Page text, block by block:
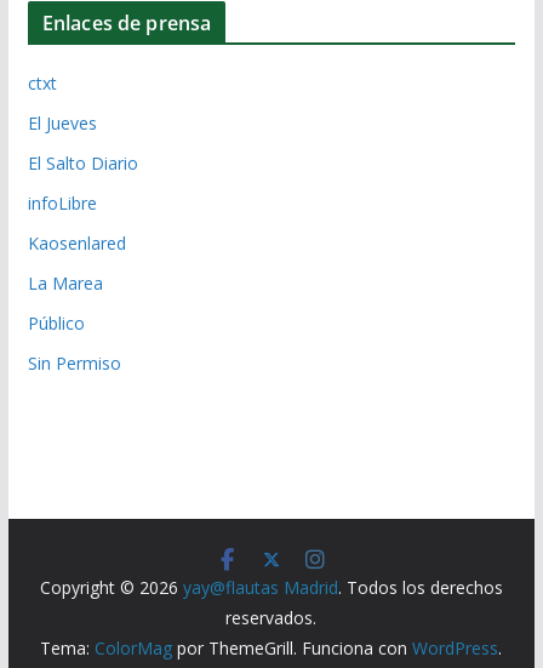
Enlaces de prensa
ctxt
El Jueves
El Salto Diario
infoLibre
Kaosenlared
La Marea
Público
Sin Permiso
Copyright © 2026 yay@flautas Madrid. Todos los derechos
reservados.
Tema: ColorMag por ThemeGrill. Funciona conWordPress.